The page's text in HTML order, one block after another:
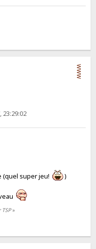
WWW
23:29:02
(quel super jeu! )
»